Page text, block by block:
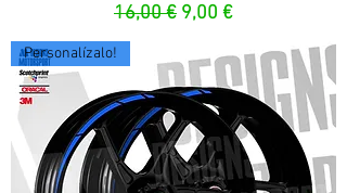
Precio
16,00 € Precio de oferta
9,00 €
Personalízalo!